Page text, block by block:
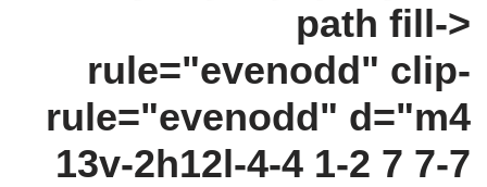
<path fill-
rule="evenodd" clip-
rule="evenodd" d="m4
13v-2h12l-4-4 1-2 7 7-7